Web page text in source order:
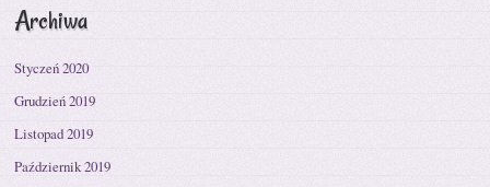
Archiwa
Styczeń 2020
Grudzień 2019
Listopad 2019
Październik 2019